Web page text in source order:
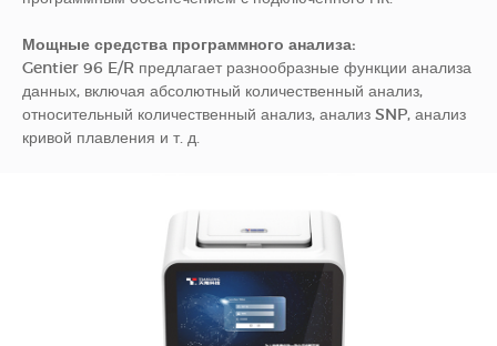
Мощные средства программного анализа:
Gentier 96 E/R предлагает разнообразные функции анализа
данных, включая абсолютный количественный анализ,
относительный количественный анализ, анализ SNP, анализ
кривой плавления и т. д.